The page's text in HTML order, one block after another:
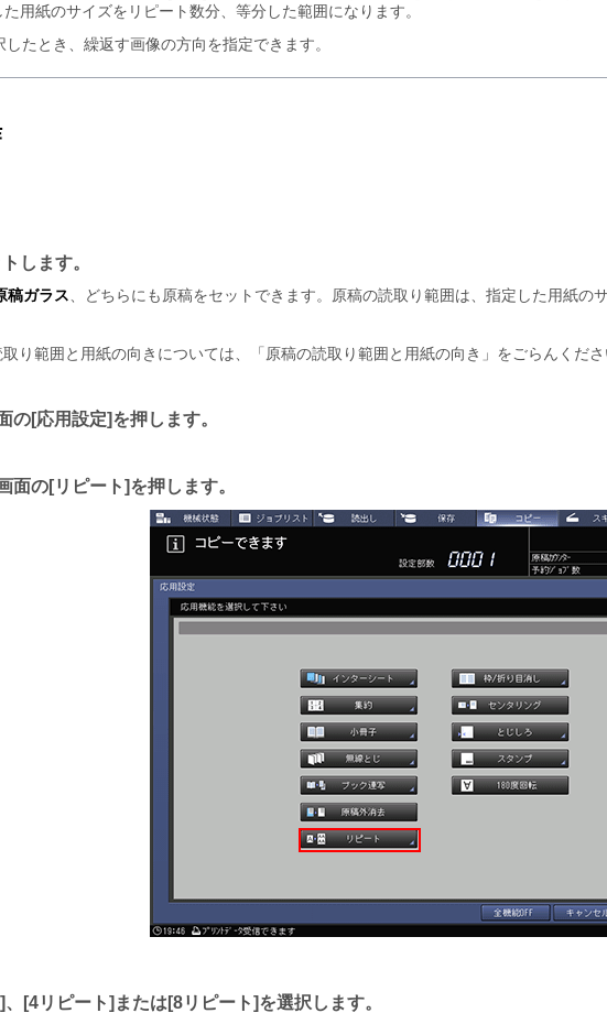
用紙のサイズをリピート数分、等分した範囲になります。
したとき、繰返す画像の方向を指定できます。
します。
稿ガラス 、どちらにも原稿をセットできます。原稿の読取り範囲は、指定した用紙の
り範囲と用紙の向きについては、「原稿の読取り範囲と用紙の向き」をごらんくださ
の 応用設定 を押します。
面の リピート を押します。
、 4リピート または 8リピート を選択します。